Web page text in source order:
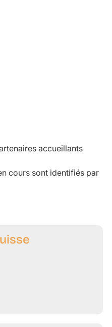
accueillants
cours sont identifiés par